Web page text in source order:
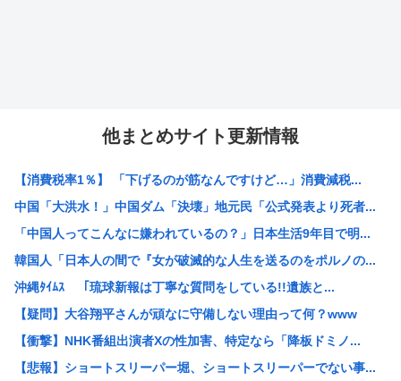
他まとめサイト更新情報
【消費税率1％】 「下げるのが筋なんですけど…」消費減税...
中国「大洪水！」中国ダム「決壊」地元民「公式発表より死者...
「中国人ってこんなに嫌われているの？」日本生活9年目で明...
韓国人「日本人の間で『女が破滅的な人生を送るのをポルノの...
沖縄ﾀｲﾑｽ 「琉球新報は丁寧な質問をしている!!遺族と...
【疑問】大谷翔平さんが頑なに守備しない理由って何？www
【衝撃】NHK番組出演者Xの性加害、特定なら「降板ドミノ...
【悲報】ショートスリーパー堀、ショートスリーパーでない事...